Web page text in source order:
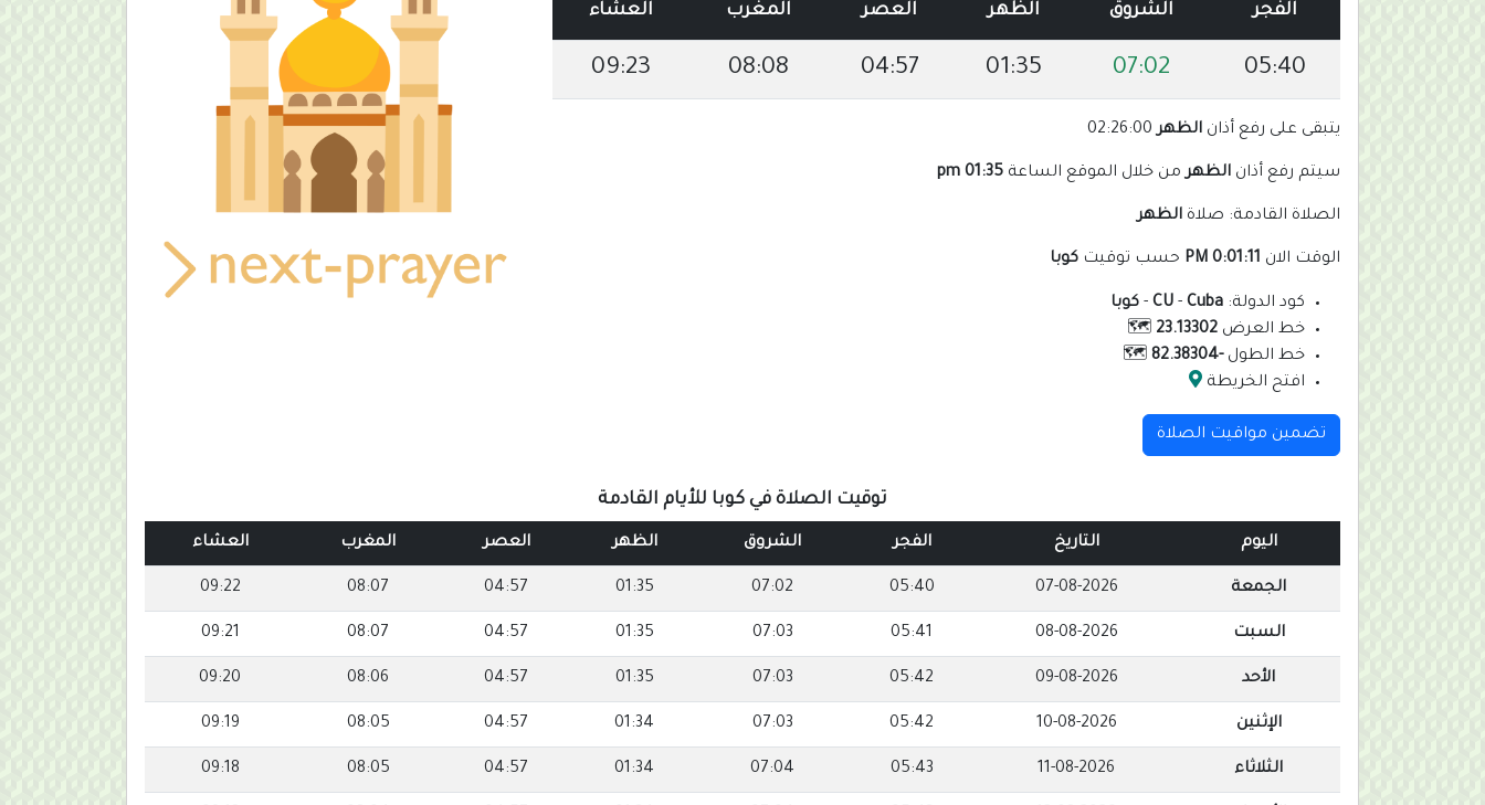
الفجر الشروق الظهر العصر المغرب العشاء
05:40
07:02
01:35
04:57
08:08
09:23
يتبقى على رفع أذان الظهر 02:26:00
سيتم رفع أذان الظهرمن خلال الموقع الساعة 01:35 pm
الصلاة القادمة: صلاة الظهر
الوقت الان 0:01:11 PM حسب توقيت كوبا
كود الدولة: CU - Cuba
- كوبا
خط العرض 23.13302
🗺️
خط الطول-82.38304
🗺️
افتح الخريطة
تضمين مواقيت الصلاة
توقيت الصلاة في كوبا للأيام القادمة
اليوم التاريخ الفجر الشروق الظهر العصر المغرب العشاء
الجمعة 07-08-2026
05:40
07:02
01:35
04:57
08:07
09:22
السبت 08-08-2026
05:41
07:03
01:35
04:57
08:07
09:21
الأحد 09-08-2026
05:42
07:03
01:35
04:57
08:06
09:20
الإثنين 10-08-2026
05:42
07:03
01:34
04:57
08:05
09:19
الثلاثاء 11-08-2026
05:43
07:04
01:34
04:57
08:05
09:18